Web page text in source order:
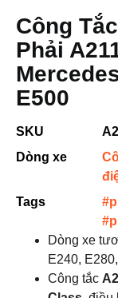
Công
Phải
E500
SKU
Dòng xe
Tags
Dòng xe
E240,
Công tắc